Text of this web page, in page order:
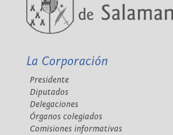
La Corporación
Presidente
Diputados
Delegaciones
Órganos colegiados
Comisiones informativas